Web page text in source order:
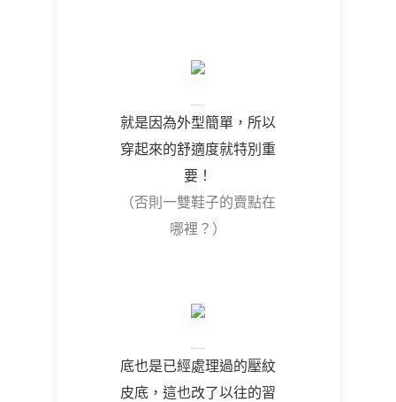
就是因為外型簡單，所以
穿起來的舒適度就特別重
要！
（否則一雙鞋子的賣點在
哪裡？）
底也是已經處理過的壓紋
皮底，這也改了以往的習